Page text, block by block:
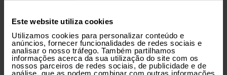
Este website utiliza cookies
Utilizamos cookies para personalizar conteúdo e
anúncios, fornecer funcionalidades de redes sociais e
analisar o nosso tráfego. Também partilhamos
informações acerca da sua utilização do site com os
nossos parceiros de redes sociais, de publicidade e de
análise, que as podem combinar com outras informações